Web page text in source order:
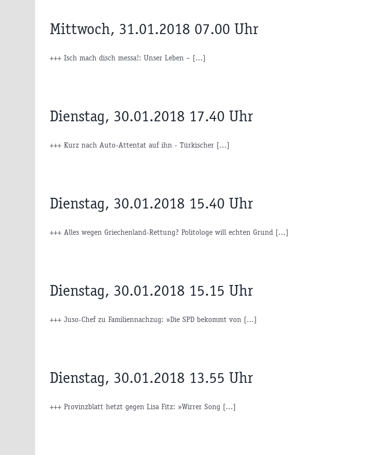
Mittwoch, 31.01.2018 07.00 Uhr
+++ Isch mach disch messa!: Unser Leben – [...]
Dienstag, 30.01.2018 17.40 Uhr
+++ Kurz nach Auto-Attentat auf ihn - Türkischer [...]
Dienstag, 30.01.2018 15.40 Uhr
+++ Alles wegen Griechenland-Rettung? Politologe will echten Grund [...]
Dienstag, 30.01.2018 15.15 Uhr
+++ Juso-Chef zu Familiennachzug: »Die SPD bekommt von [...]
Dienstag, 30.01.2018 13.55 Uhr
+++ Provinzblatt hetzt gegen Lisa Fitz: »Wirrer Song [...]